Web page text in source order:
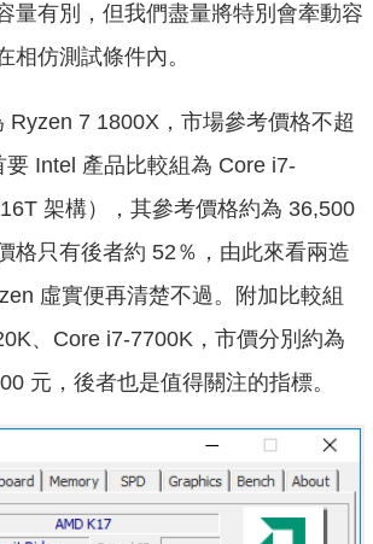
量有別，但我們盡量將特別會牽動容
相仿測試條件內。
Ryzen 7 1800X，市場參考價格不超
Intel 產品比較組為 Core i7-
架構）
，其參考價格約為 36,500
格只有後者約 52％，由此來看兩造
虛實便再清楚不過。附加比較組
、Core i7-7700K，市價分別約為
元，後者也是值得關注的指標。